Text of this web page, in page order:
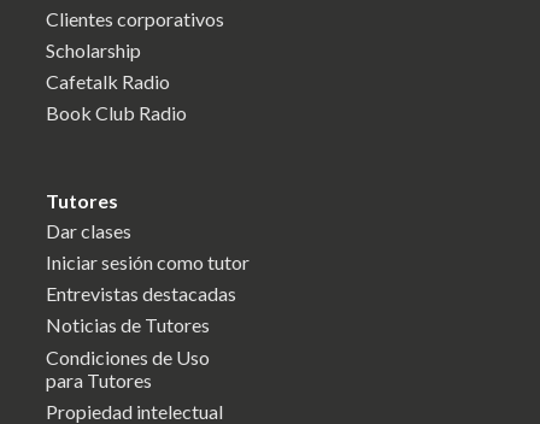
Clientes corporativos
Scholarship
Cafetalk Radio
Book Club Radio
Tutores
Dar clases
Iniciar sesión como tutor
Entrevistas destacadas
Noticias de Tutores
Condiciones de Uso
para Tutores
Propiedad intelectual